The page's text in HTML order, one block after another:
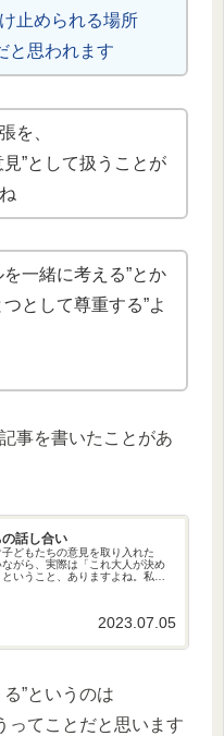
止められる場所
と思われます
を、
”として扱うことが
一緒に考える”とか
として尊重する”よ
事を書いたことがあ
話し合い
子どもたちの意見を取り入れた
がら、実際は「これ大人が決め
いうこと、ありますよね。私も
たちの話し合いの事例です2023.07.05
”というのは
ってことだと思います